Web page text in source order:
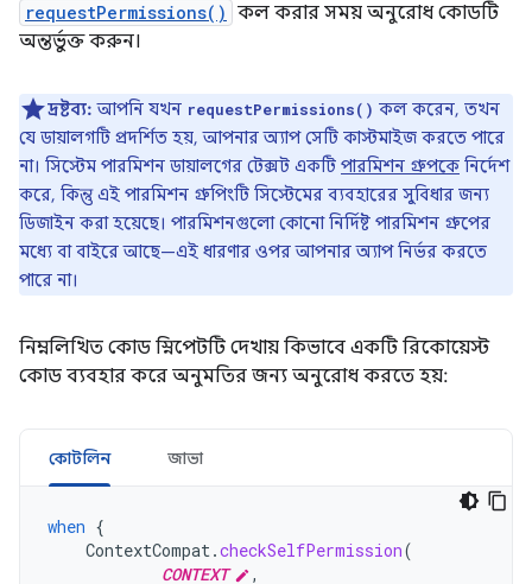
requestPermissions() কল করার সময় অনুরোধ কোডটি
অন্তর্ভুক্ত করুন।
দ্রষ্টব্য: আপনি যখন requestPermissions() কল করেন, তখন
যে ডায়ালগটি প্রদর্শিত হয়, আপনার অ্যাপ সেটি কাস্টমাইজ করতে পারে
না। সিস্টেম পারমিশন ডায়ালগের টেক্সট একটি পারমিশন গ্রুপকে নির্দেশ
করে, কিন্তু এই পারমিশন গ্রুপিংটি সিস্টেমের ব্যবহারের সুবিধার জন্য
ডিজাইন করা হয়েছে। পারমিশনগুলো কোনো নির্দিষ্ট পারমিশন গ্রুপের
মধ্যে বা বাইরে আছে—এই ধারণার ওপর আপনার অ্যাপ নির্ভর করতে
পারে না।
নিম্নলিখিত কোড স্নিপেটটি দেখায় কিভাবে একটি রিকোয়েস্ট
কোড ব্যবহার করে অনুমতির জন্য অনুরোধ করতে হয়:
কোটলিন জাভা
when {
ContextCompat.checkSelfPermission(
CONTEXT
,